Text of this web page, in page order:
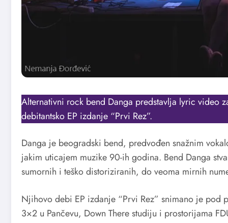
Alternativni rock bend Danga predstavlja lyric video
debitantsko EP izdanje “Prvi Rez”.
Danga je beogradski bend, predvođen snažnim
jakim uticajem muzike 90-ih godina. Bend Danga
sumornih i teško distoriziranih, do veoma mirnih
Njihovo debi EP izdanje “Prvi Rez” snimano je pod
3×2 u Pančevu, Down There studiju i prostorijama